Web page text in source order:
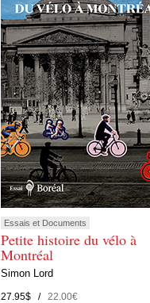
Essais et Documents
Petite histoire du vélo à
Montréal
Simon Lord
27.95$ /22.00€